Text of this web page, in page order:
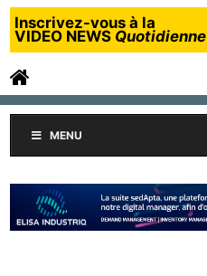
Inscrivez-vous à la
VIDEO NEWS Quotidienne
MENU